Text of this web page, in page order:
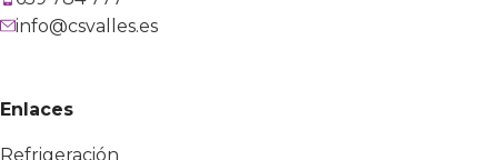
info@csvalles.es
Enlaces
Refrigeración